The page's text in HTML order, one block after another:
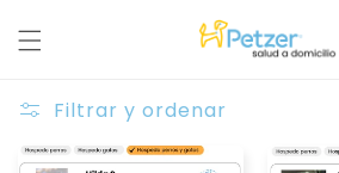
contenido
Filtrar y ordenar